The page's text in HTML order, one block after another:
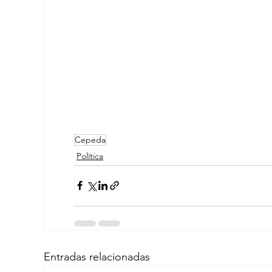
Cepeda
Política
Entradas relacionadas